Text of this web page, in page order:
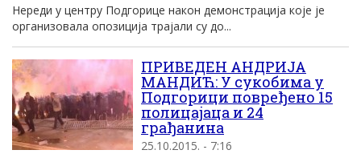
Нереди у центру Подгорице након демонстрација које је
организовала опозиција трајали су до...
ПРИВЕДЕН АНДРИЈА
МАНДИЋ: У сукобима у
Подгорици повређено 15
полицајаца и 24
грађанина
25.10.2015. - 7:16